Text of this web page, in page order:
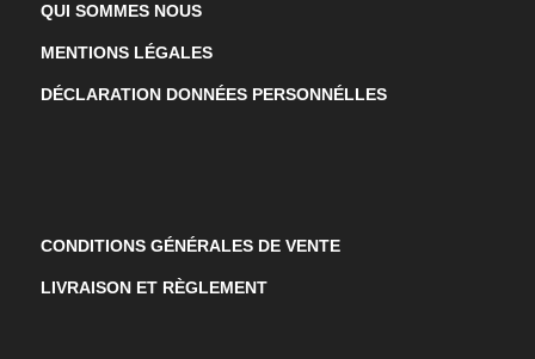
QUI SOMMES NOUS
MENTIONS LÉGALES
DÉCLARATION DONNÉES PERSONNÉLLES
CONDITIONS GÉNÉRALES DE VENTE
LIVRAISON ET RÈGLEMENT